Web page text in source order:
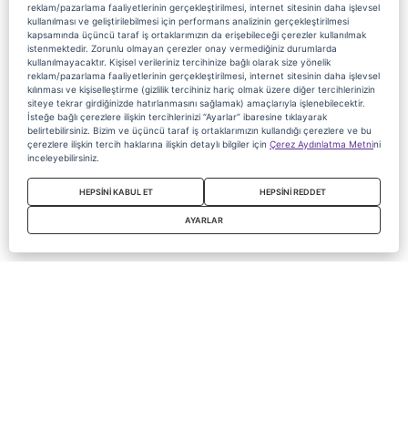
reklam/pazarlama faaliyetlerinin gerçekleştirilmesi, internet sitesinin daha işlevsel
kullanılması ve geliştirilebilmesi için performans analizinin gerçekleştirilmesi
kapsamında üçüncü taraf iş ortaklarımızın da erişebileceği çerezler kullanılmak
istenmektedir. Zorunlu olmayan çerezler onay vermediğiniz durumlarda
kullanılmayacaktır. Kişisel verileriniz tercihinize bağlı olarak size yönelik
reklam/pazarlama faaliyetlerinin gerçekleştirilmesi, internet sitesinin daha işlevsel
kılınması ve kişiselleştirme (gizlilik tercihiniz hariç olmak üzere diğer tercihlerinizin
siteye tekrar girdiğinizde hatırlanmasını sağlamak) amaçlarıyla işlenebilecektir.
İsteğe bağlı çerezlere ilişkin tercihlerinizi “Ayarlar” ibaresine tıklayarak
belirtebilirsiniz. Bizim ve üçüncü taraf iş ortaklarımızın kullandığı çerezlere ve bu
çerezlere ilişkin tercih haklarına ilişkin detaylı bilgiler için Çerez Aydınlatma Metnini
inceleyebilirsiniz.
HEPSİNİ KABUL ET HEPSİNİ REDDET
AYARLAR